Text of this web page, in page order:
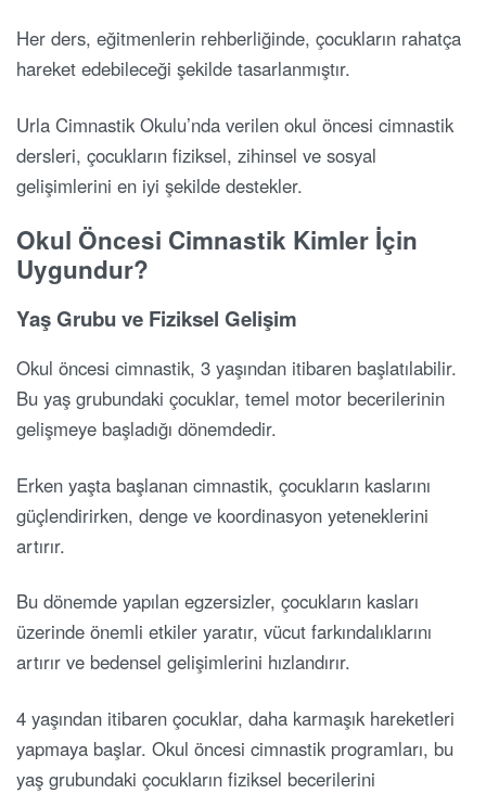
Her ders, eğitmenlerin rehberliğinde, çocukların rahatça
hareket edebileceği şekilde tasarlanmıştır.
Urla Cimnastik Okulu’nda verilen okul öncesi cimnastik
dersleri, çocukların fiziksel, zihinsel ve sosyal
gelişimlerini en iyi şekilde destekler.
Okul Öncesi Cimnastik Kimler İçin
Uygundur?
Yaş Grubu ve Fiziksel Gelişim
Okul öncesi cimnastik, 3 yaşından itibaren başlatılabilir.
Bu yaş grubundaki çocuklar, temel motor becerilerinin
gelişmeye başladığı dönemdedir.
Erken yaşta başlanan cimnastik, çocukların kaslarını
güçlendirirken, denge ve koordinasyon yeteneklerini
artırır.
Bu dönemde yapılan egzersizler, çocukların kasları
üzerinde önemli etkiler yaratır, vücut farkındalıklarını
artırır ve bedensel gelişimlerini hızlandırır.
4 yaşından itibaren çocuklar, daha karmaşık hareketleri
yapmaya başlar. Okul öncesi cimnastik programları, bu
yaş grubundaki çocukların fiziksel becerilerini